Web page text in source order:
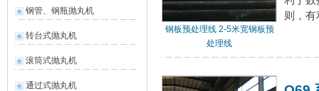
钢管、钢瓶抛丸机
转台式抛丸机
滚筒式抛丸机
通过式抛丸机
钢板预处理线 2-5米宽钢板预
处理线
则，